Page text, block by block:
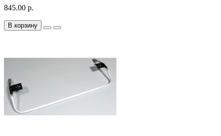
845.00 р.
В корзину